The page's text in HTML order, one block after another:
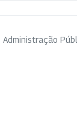
Administração